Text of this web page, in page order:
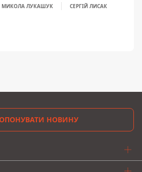
МИКОЛА ЛУКАШУК СЕРГІЙ ЛИСАК
НОВИНУ